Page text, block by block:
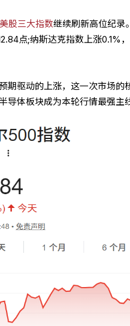
美股三大指数继续刷新高位纪录
点;纳斯达克指数上涨0.1%
期驱动的上涨，这一次市场
导体板块成为本轮行情最强主